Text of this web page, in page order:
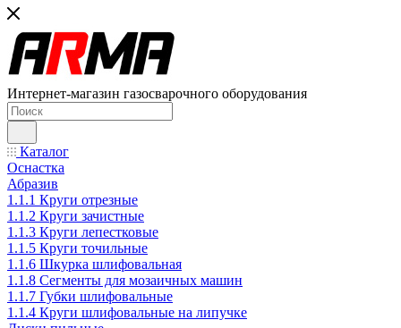
Интернет-магазин газосварочного оборудования
Каталог
Оснастка
Абразив
1.1.1 Круги отрезные
1.1.2 Круги зачистные
1.1.3 Круги лепестковые
1.1.5 Круги точильные
1.1.6 Шкурка шлифовальная
1.1.8 Сегменты для мозаичных машин
1.1.7 Губки шлифовальные
1.1.4 Круги шлифовальные на липучке